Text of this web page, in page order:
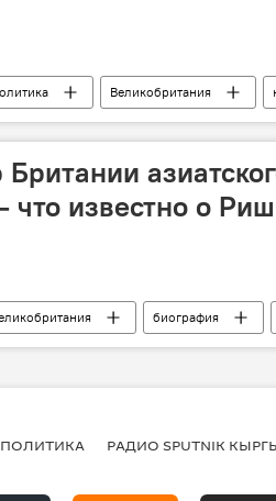
Великобритания
что известно о
биография
ПОЛИТИКА РАДИО SPUTNIK